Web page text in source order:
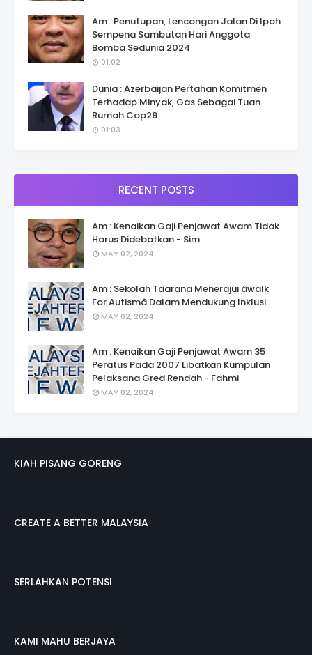
Am : Penutupan, Lencongan Jalan Di Ipoh
Sempena Sambutan Hari Anggota
Bomba Sedunia 2024
01:02
Dunia : Azerbaijan Pertahan Komitmen
Terhadap Minyak, Gas Sebagai Tuan
Rumah Cop29
01:03
RECENT POSTS
Am : Kenaikan Gaji Penjawat Awam Tidak
Harus Didebatkan - Sim
MAY 02, 2024
Am : Sekolah Taarana Menerajui âwalk
For Autismâ Dalam Mendukung Inklusi
MAY 02, 2024
Am : Kenaikan Gaji Penjawat Awam 35
Peratus Pada 2007 Libatkan Kumpulan
Pelaksana Gred Rendah - Fahmi
MAY 02, 2024
KIAH PISANG GORENG
CREATE A BETTER MALAYSIA
SERLAHKAN POTENSI
KAMI MAHU BERJAYA